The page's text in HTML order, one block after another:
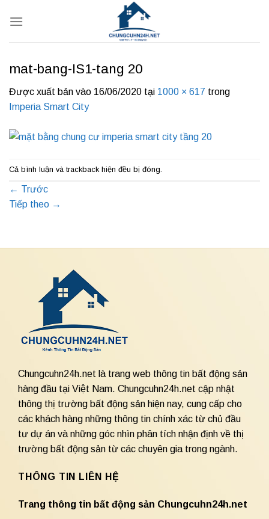
qua
mat-bang-IS1-tang 20
Được xuất bản vào 16/06/2020 tại 1000 × 617 trong
Imperia Smart City
Cả bình luận và trackback hiện đều bị đóng.
← Trước
Tiếp theo →
Chungcuhn24h.net là trang web thông tin bất động sản
hàng đầu tại Việt Nam. Chungcuhn24h.net cập nhật
thông thị trường bất động sản hiện nay, cung cấp cho
các khách hàng những thông tin chính xác từ chủ đầu
tư dự án và những góc nhìn phân tích nhận định về thị
trường bất động sản từ các chuyên gia trong ngành.
THÔNG TIN LIÊN HỆ
Trang thông tin bất động sản Chungcuhn24h.net